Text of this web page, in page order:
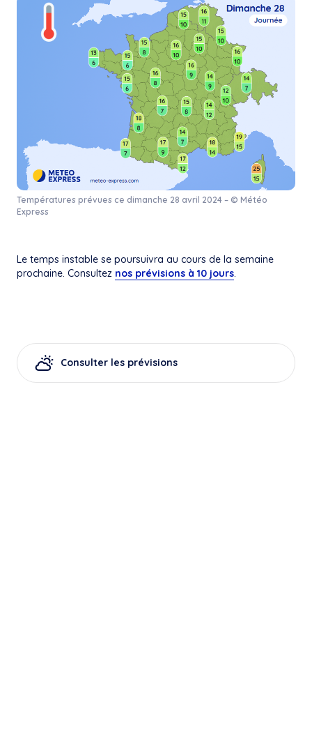
Températures prévues ce dimanche 28 avril 2024 – © Météo
Express
Le temps instable se poursuivra au cours de la semaine
prochaine. Consultez nos prévisions à 10 jours.
Consulter les prévisions